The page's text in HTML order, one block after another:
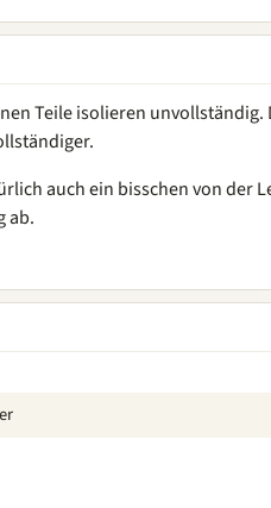
Teile isolieren
auch ein bisschen von der
ab.